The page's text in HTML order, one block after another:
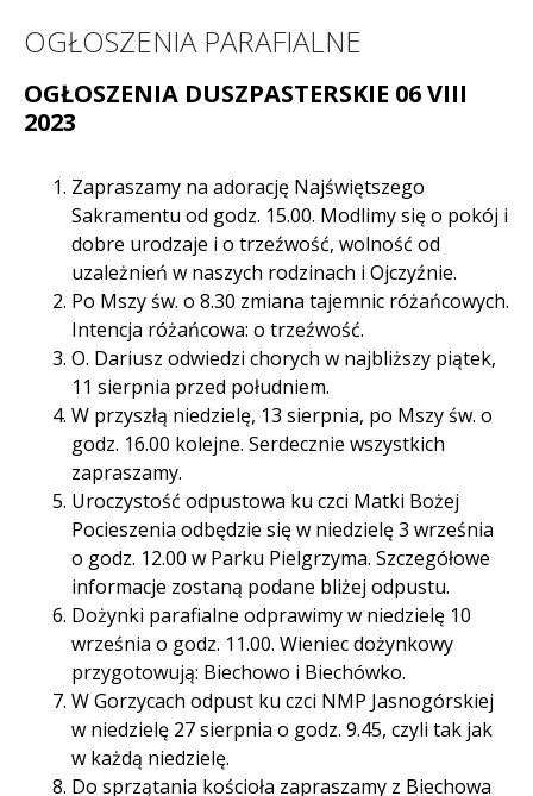
OGŁOSZENIA PARAFIALNE
OGŁOSZENIA DUSZPASTERSKIE 06 VIII
2023
Zapraszamy na adorację Najświętszego
Sakramentu od godz. 15.00. Modlimy się o pokój i
dobre urodzaje i o trzeźwość, wolność od
uzależnień w naszych rodzinach i Ojczyźnie.
Po Mszy św. o 8.30 zmiana tajemnic różańcowych.
Intencja różańcowa: o trzeźwość.
O. Dariusz odwiedzi chorych w najbliższy piątek,
11 sierpnia przed południem.
W przyszłą niedzielę, 13 sierpnia, po Mszy św. o
godz. 16.00 kolejne. Serdecznie wszystkich
zapraszamy.
Uroczystość odpustowa ku czci Matki Bożej
Pocieszenia odbędzie się w niedzielę 3 września
o godz. 12.00 w Parku Pielgrzyma. Szczegółowe
informacje zostaną podane bliżej odpustu.
Dożynki parafialne odprawimy w niedzielę 10
września o godz. 11.00. Wieniec dożynkowy
przygotowują: Biechowo i Biechówko.
W Gorzycach odpust ku czci NMP Jasnogórskiej
w niedzielę 27 sierpnia o godz. 9.45, czyli tak jak
w każdą niedzielę.
Do sprzątania kościoła zapraszamy z Biechowa